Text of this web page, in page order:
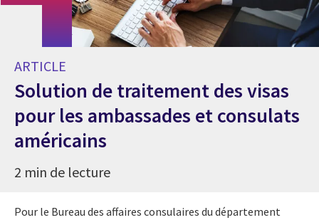
ARTICLE
Solution de traitement des visas
pour les ambassades et consulats
américains
2 min de lecture
Pour le Bureau des affaires consulaires du département